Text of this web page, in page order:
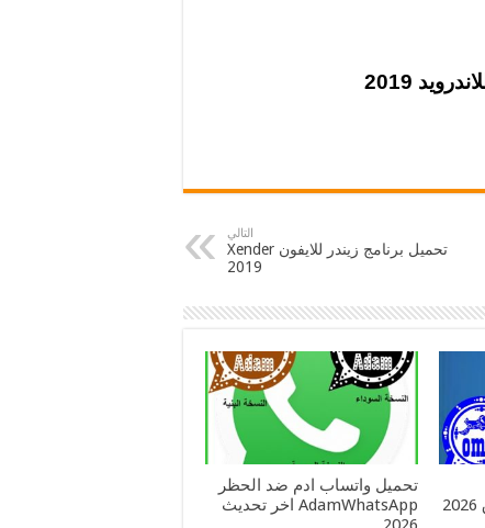
التالي
تحميل برنامج زيندر للايفون Xender
2019
العنابي و الوردي و الازرق 2026
تحميل واتساب ادم ضد الحظر
AdamWhatsApp اخر تحديث